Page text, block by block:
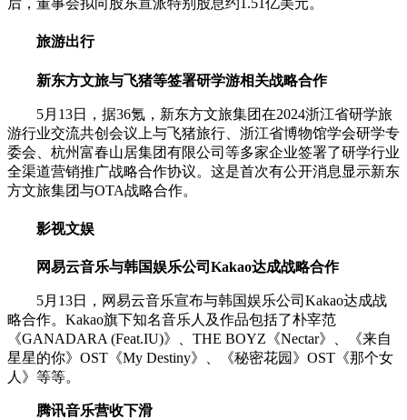
后，董事会拟向股东宣派特别股息约1.51亿美元。
旅游出行
新东方文旅与飞猪等签署研学游相关战略合作
5月13日，据36氪，新东方文旅集团在2024浙江省研学旅
游行业交流共创会议上与飞猪旅行、浙江省博物馆学会研学专
委会、杭州富春山居集团有限公司等多家企业签署了研学行业
全渠道营销推广战略合作协议。这是首次有公开消息显示新东
方文旅集团与OTA战略合作。
影视文娱
网易云音乐与韩国娱乐公司Kakao达成战略合作
5月13日，网易云音乐宣布与韩国娱乐公司Kakao达成战
略合作。Kakao旗下知名音乐人及作品包括了朴宰范
《GANADARA (Feat.IU)》、THE BOYZ《Nectar》、《来自
星星的你》OST《My Destiny》、《秘密花园》OST《那个女
人》等等。
腾讯音乐营收下滑